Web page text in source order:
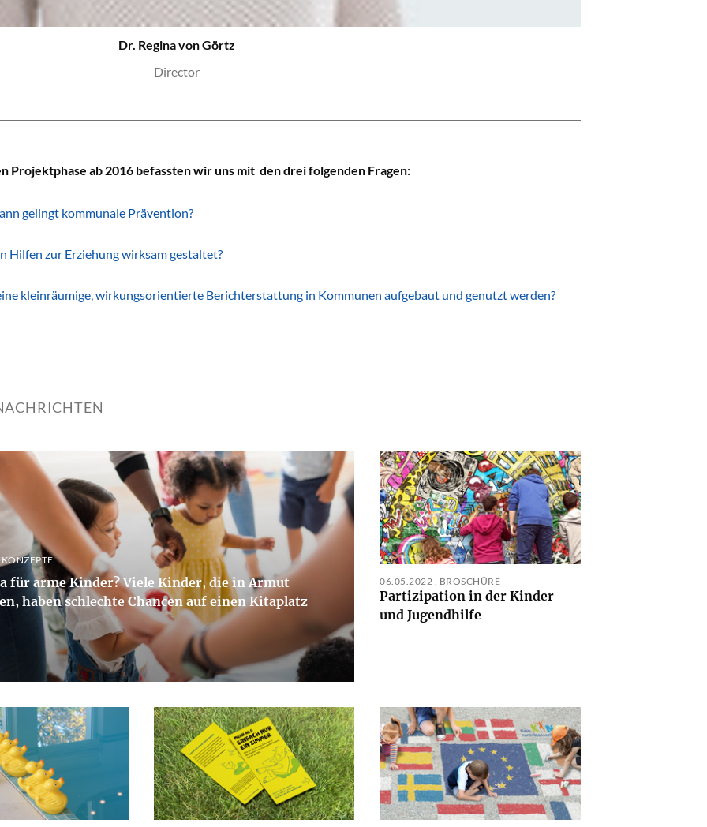
Dr. Regina von Görtz
Director
Projektphase ab 2016 befassten wir uns mit den drei folgenden Fragen:
gelingt kommunale Prävention?
Hilfen zur Erziehung wirksam gestaltet?
kleinräumige, wirkungsorientierte Berichterstattung in Kommunen aufgebaut und genutzt werden?
für arme Kinder? Viele Kinder, die in Armut
haben schlechte Chancen auf einen Kitaplatz
06.05.2022 BROSCHÜRE
Partizipation in der Kinder
und Jugendhilfe